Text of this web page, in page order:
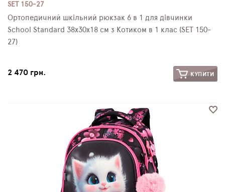
SET 150-27
Ортопедичний шкільний рюкзак 6 в 1 для дівчинки
School Standard 38х30х18 см з Котиком в 1 клас (SET 150-
27)
2 470 грн. КУПИТИ